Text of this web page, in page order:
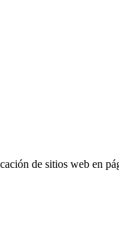
de sitios web en